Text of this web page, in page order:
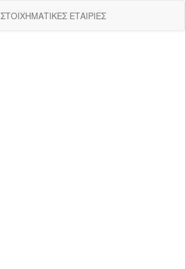
ΣΤΟΙΧΗΜΑΤΙΚΕΣ ΕΤΑΙΡΙΕΣ